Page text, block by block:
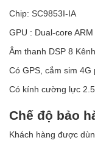
Chip: SC9853I-IA
GPU : Dual-core
Âm thanh DSP 8 Kênh
Có GPS, cắm sim 4G
Có kính cường lực
Chế độ bảo
Khách hàng được